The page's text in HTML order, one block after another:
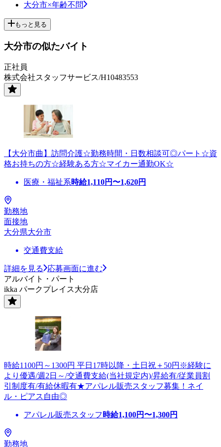
大分市×年齢不問
もっと見る
大分市の似たバイト
正社員
株式会社スタッフサービス/H10483553
【大分市曲】訪問介護☆勤務時間・日数相談可◎パート☆資
格お持ちの方☆経験ある方☆マイカー通勤OK☆
医療・福祉系時給1,110円〜1,620円
勤務地
面接地
大分県大分市
交通費支給
詳細を見る
応募画面に進む
アルバイト・パート
ikka パークプレイス大分店
時給1100円～1300円 平日17時以降・土日祝＋50円※経験に
より優遇/週2日～/交通費支給(当社規定内)/昇給有/従業員割
引制度有/有給休暇有★アパレル販売スタッフ募集！ネイ
ル・ピアス自由◎
アパレル販売スタッフ 時給1,100円〜1,300円
勤務地